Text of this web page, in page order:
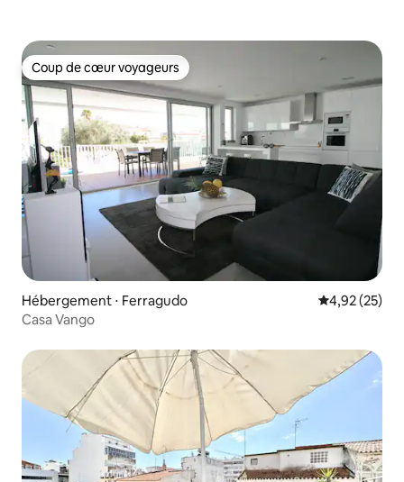
Coup de cœur voyageurs
Coup de cœur voyageurs
Hébergement ⋅ Ferragudo Évaluation
4,92 (25)
Casa Vango